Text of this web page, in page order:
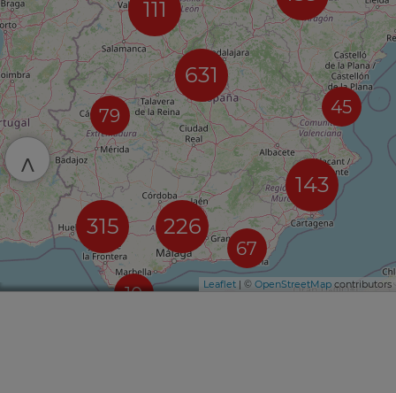
111
79
631
10
226
315
67
45
143
Leaflet | © OpenStreetMap contributors
^